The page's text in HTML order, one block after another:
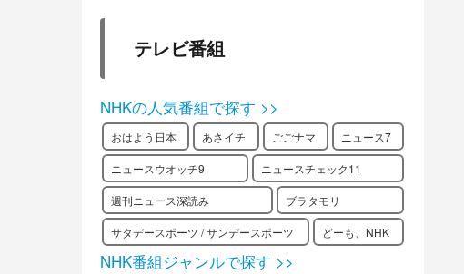
テレビ番組
NHKの人気番組で探す >>
おはよう日本 あさイチ ごごナマ ニュース7
ニュースウオッチ9 ニュースチェック11
週刊ニュース深読み ブラタモリ
サタデースポーツ / サンデースポーツ どーも、NHK
NHK番組ジャンルで探す >>